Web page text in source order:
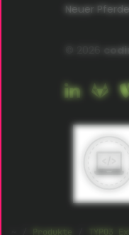
Neuer
Produkte TYPO3